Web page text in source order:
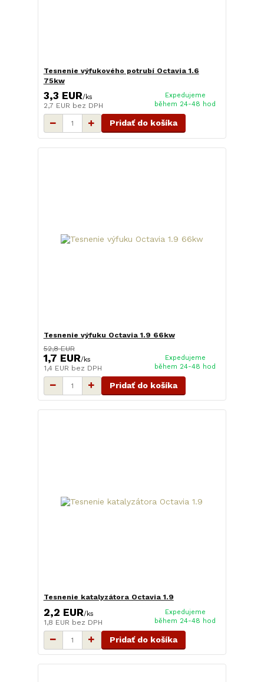
Tesnenie výfukového potrubí Octavia 1.6
75kw
3,3 EUR/ks
2,7 EUR bez DPH
Expedujeme
během 24-48 hod
Pridať do košíka
Tesnenie výfuku Octavia 1.9 66kw
52,8 EUR
1,7 EUR/ks
1,4 EUR bez DPH
Expedujeme
během 24-48 hod
Pridať do košíka
Tesnenie katalyzátora Octavia 1.9
2,2 EUR/ks
1,8 EUR bez DPH
Expedujeme
během 24-48 hod
Pridať do košíka